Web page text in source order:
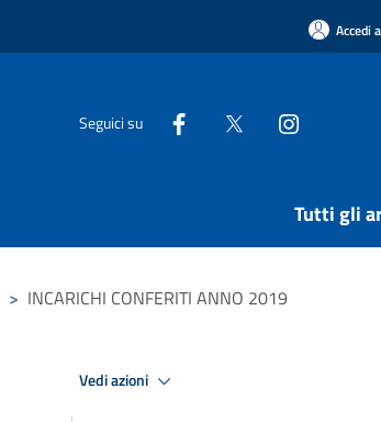
Accedi
Seguici su
Tutti gli
> INCARICHI CONFERITI ANNO 2019
Vedi azioni